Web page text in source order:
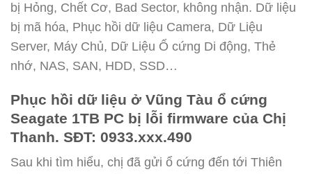
bị Hỏng, Chết Cơ, Bad Sector, không nhận. Dữ liệu
bị mã hóa, Phục hồi dữ liệu Camera, Dữ Liệu
Server, Máy Chủ, Dữ Liệu Ổ cứng Di động, Thẻ
nhớ, NAS, SAN, HDD, SSD…
Phục hồi dữ liệu ở Vũng Tàu ổ cứng
Seagate 1TB PC bị lỗi firmware của Chị
Thanh. SĐT: 0933.xxx.490
Sau khi tìm hiểu, chị đã gửi ổ cứng đến tới Thiên